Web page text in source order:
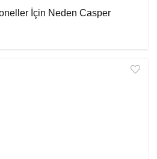
İçin Neden Casper